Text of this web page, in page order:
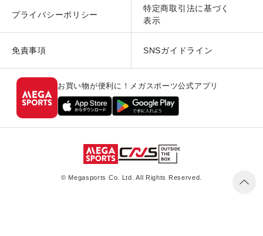
プライバシーポリシー
特定商取引法に基づく
表示
免責事項 SNSガイドライン
お買い物が便利に！メガスポーツ公式アプリ
© Megasports Co. Ltd. All Rights Reserved.